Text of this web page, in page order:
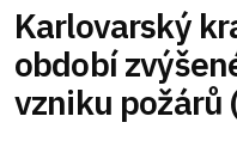
Karlovarský
období
vzniku požárů